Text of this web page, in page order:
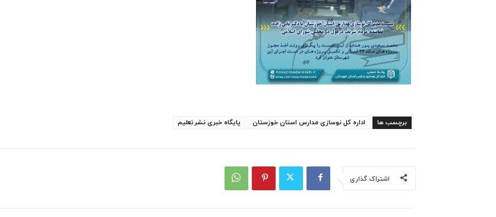
برچسب ها اداره کل نوسازی مدارس استان خوزستان پایگاه خبری نشرتعلیم
اشتراک گذاری